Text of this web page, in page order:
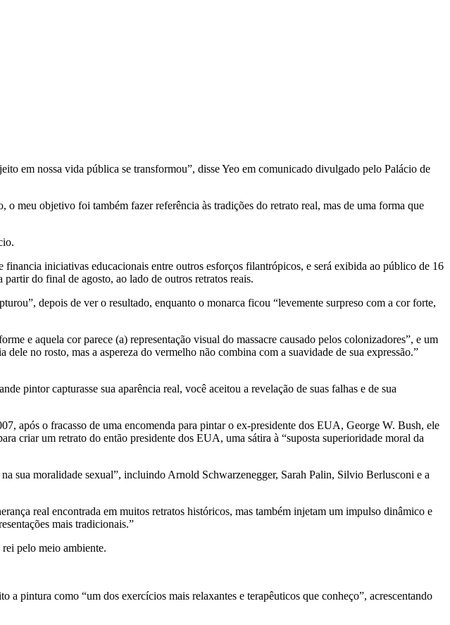
em nossa vida pública se transformou”, disse Yeo em comunicado divulgado pelo Palácio de
meu objetivo foi também fazer referência às tradições do retrato real, mas de uma forma que
iniciativas educacionais entre outros esforços filantrópicos, e será exibida ao público de 16
do final de agosto, ao lado de outros retratos reais.
depois de ver o resultado, enquanto o monarca ficou “levemente surpreso com a cor forte,
e aquela cor parece (a) representação visual do massacre causado pelos colonizadores”, e um
no rosto, mas a aspereza do vermelho não combina com a suavidade de sua expressão.”
pintor capturasse sua aparência real, você aceitou a revelação de suas falhas e de sua
após o fracasso de uma encomenda para pintar o ex-presidente dos EUA, George W. Bush, ele
criar um retrato do então presidente dos EUA, uma sátira à “suposta superioridade moral da
sua moralidade sexual”, incluindo Arnold Schwarzenegger, Sarah Palin, Silvio Berlusconi e a
real encontrada em muitos retratos históricos, mas também injetam um impulso dinâmico e
mais tradicionais.”
pelo meio ambiente.
pintura como “um dos exercícios mais relaxantes e terapêuticos que conheço”, acrescentando